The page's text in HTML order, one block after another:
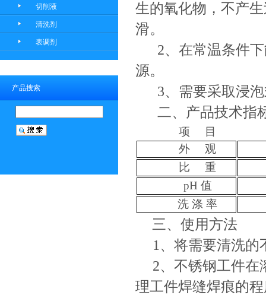
切削液
清洗剂
表调剂
产品搜索
生的氧化物，不产
滑。
2、在常温条件
源。
3、需要采取浸
二、产品技术指
项 目
外 观
比 重
pH 值
洗 涤 率
三、使用方法
1、将需要清洗的
2、不锈钢工件在
理工件焊缝焊痕的